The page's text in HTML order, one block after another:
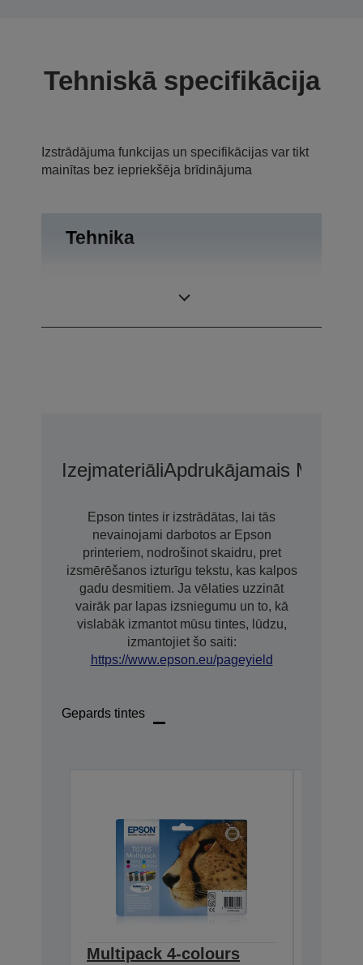
Tehniskā specifikācija
Izstrādājuma funkcijas un specifikācijas var tikt
mainītas bez iepriekšēja brīdinājuma
Tehnika
IzejmateriāliApdrukājamais
Epson tintes ir izstrādātas, lai tās
nevainojami darbotos ar Epson
printeriem, nodrošinot skaidru, pret
izsmērēšanos izturīgu tekstu, kas kalpos
gadu desmitiem. Ja vēlaties uzzināt
vairāk par lapas izsniegumu un to, kā
vislabāk izmantot mūsu tintes, lūdzu,
izmantojiet šo saiti:
https://www.epson.eu/pageyield
Gepards tintes
Multipack 4-colours